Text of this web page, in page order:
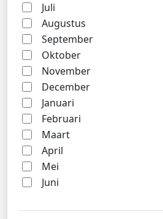
Juli
Augustus
September
Oktober
November
December
Januari
Februari
Maart
April
Mei
Juni